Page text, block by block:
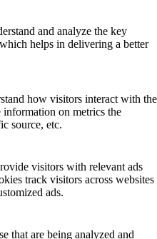
and analyze the key
helps in delivering a better
how visitors interact with the
on metrics the
source, etc.
visitors with relevant ads
track visitors across websites
ads.
that are being analyzed and